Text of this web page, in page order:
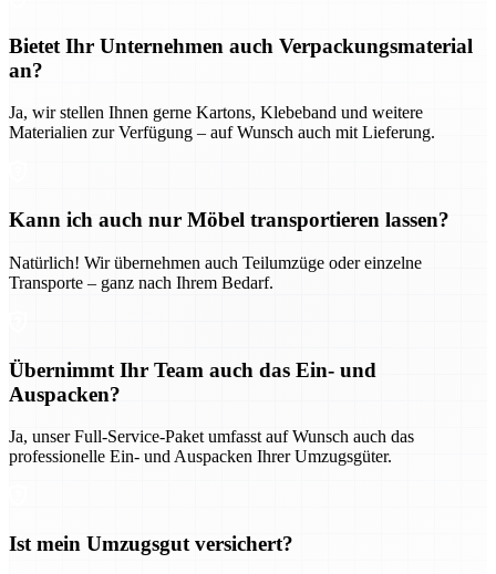
Bietet Ihr Unternehmen auch Verpackungsmaterial
an?
Ja, wir stellen Ihnen gerne Kartons, Klebeband und weitere
Materialien zur Verfügung – auf Wunsch auch mit Lieferung.
Kann ich auch nur Möbel transportieren lassen?
Natürlich! Wir übernehmen auch Teilumzüge oder einzelne
Transporte – ganz nach Ihrem Bedarf.
Übernimmt Ihr Team auch das Ein- und
Auspacken?
Ja, unser Full-Service-Paket umfasst auf Wunsch auch das
professionelle Ein- und Auspacken Ihrer Umzugsgüter.
Ist mein Umzugsgut versichert?